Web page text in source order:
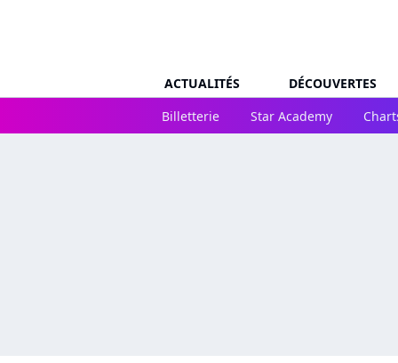
ACTUALITÉS DÉCOUVERTES
Billetterie
Star Academy